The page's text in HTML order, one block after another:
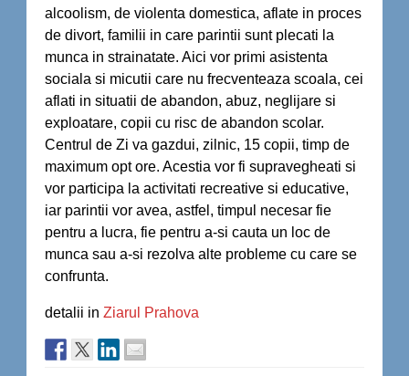
alcoolism, de violenta domestica, aflate in proces
de divort, familii in care parintii sunt plecati la
munca in strainatate. Aici vor primi asistenta
sociala si micutii care nu frecventeaza scoala, cei
aflati in situatii de abandon, abuz, neglijare si
exploatare, copii cu risc de abandon scolar.
Centrul de Zi va gazdui, zilnic, 15 copii, timp de
maximum opt ore. Acestia vor fi supravegheati si
vor participa la activitati recreative si educative,
iar parintii vor avea, astfel, timpul necesar fie
pentru a lucra, fie pentru a-si cauta un loc de
munca sau a-si rezolva alte probleme cu care se
confrunta.
detalii in Ziarul Prahova